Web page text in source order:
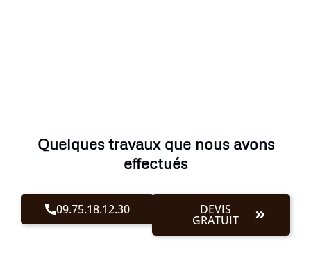
Quelques travaux que nous avons
effectués
09.75.18.12.30 DEVIS
GRATUIT